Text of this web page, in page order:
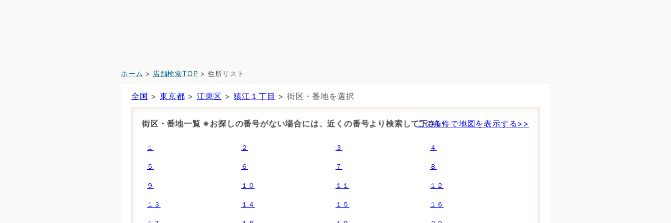
ホーム > 店舗検索TOP > 住所リスト
全国 >東京都 > 江東区 > 猿江１丁目 > 街区・番地を選択
街区・番地一覧 ※お探しの番号がない場合には、近くの番号より検索して下さい。この条件で地図を表示する>>
１ ２ ３ ４
５ ６ ７ ８
９ １０ １１ １２
１３ １４ １５ １６